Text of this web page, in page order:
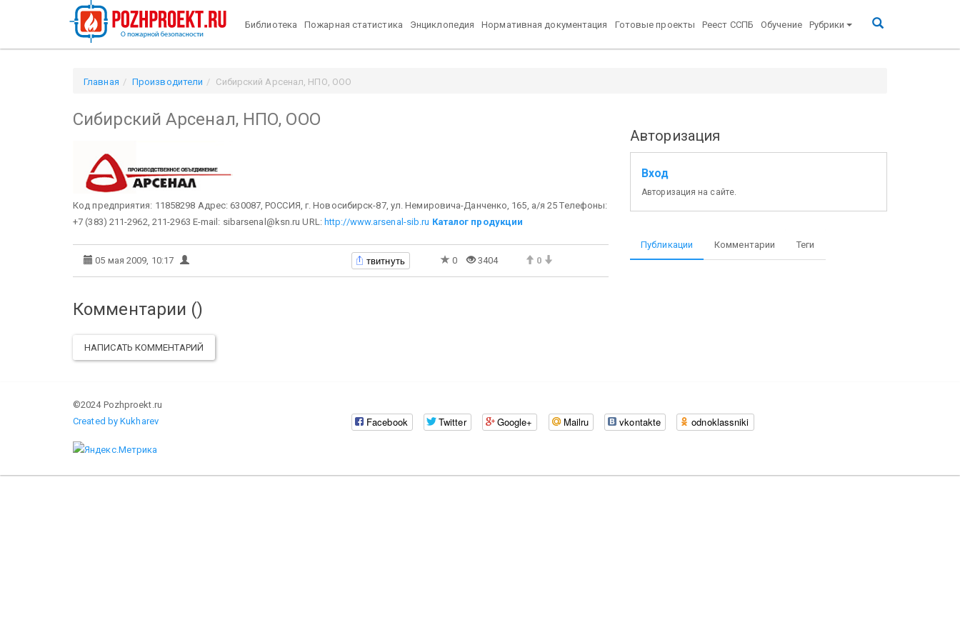
Библиотека Пожарная статистика Энциклопедия Нормативная документация Готовые проекты Реест ССПБ Обучение Рубрики
Главная Производители Сибирский Арсенал, НПО, ООО
Сибирский Арсенал, НПО, ООО
Код предприятия: 11858298 Адрес: 630087, РОССИЯ, г. Новосибирск-87, ул. Немировича-Данченко, 165, а/я 25 Телефоны:
+7 (383) 211-2962, 211-2963 E-mail: sibarsenal@ksn.ru URL: http://www.arsenal-sib.ru Каталог продукции
05 мая 2009, 10:17 твитнуть 0 3404 0
Комментарии ()
НАПИСАТЬ КОММЕНТАРИЙ
Авторизация
Вход
Авторизация на сайте.
Публикации Комментарии Теги
©2024 Pozhproekt.ru
Created by Kukharev
Facebook Twitter Google+ Mailru vkontakte odnoklassniki